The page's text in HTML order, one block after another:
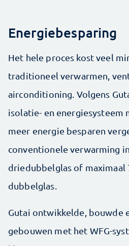
Energiebesparing
Het hele proces kost veel
traditioneel verwarmen,
airconditioning. Volgens
isolatie- en energiesysteem
meer energie besparen
conventionele verwarming
driedubbelglas of maximaal
dubbelglas.
Gutai ontwikkelde, bouwde
gebouwen met het WFG-